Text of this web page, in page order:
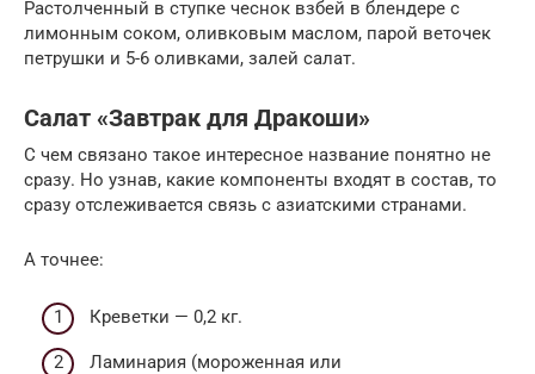
Растолченный в ступке чеснок взбей в блендере с
лимонным соком, оливковым маслом, парой веточек
петрушки и 5-6 оливками, залей салат.
Салат «Завтрак для Дракоши»
С чем связано такое интересное название понятно не
сразу. Но узнав, какие компоненты входят в состав, то
сразу отслеживается связь с азиатскими странами.
А точнее:
Креветки — 0,2 кг.
Ламинария (мороженная или